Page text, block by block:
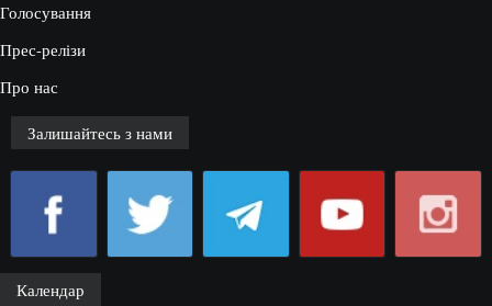
Голосування
Прес-релізи
Про нас
Залишайтесь з нами
Календар